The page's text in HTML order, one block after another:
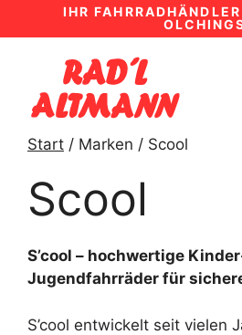
Inhalt
IHR
Start / Marken / Scool
Scool
S’cool – hochwertige
Jugendfahrräder für
S’cool entwickelt seit vielen